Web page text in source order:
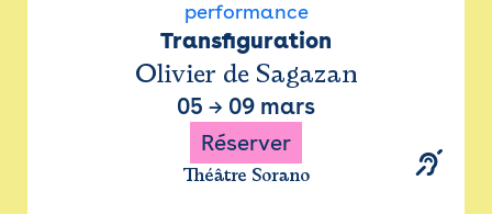
performance
Transfiguration
Olivier de Sagazan
05 → 09 mars
Réserver
Théâtre Sorano